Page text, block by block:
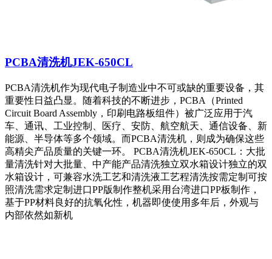
PCBA清洗机JEK-650CL
PCBA清洗机作为现代电子制造业中不可或缺的重要设备，其
重要性日益凸显。随着科技的不断进步，PCBA（Printed
Circuit Board Assembly，印刷电路板组件）被广泛应用于汽
车、通讯、工业控制、医疗、安防、航空航天、通信设备、新
能源、半导体等多个领域。而PCBA清洗机，则成为确保这些
高精尖产品质量的关键一环。 PCBA清洗机JEK-650CL：大批
量清洗针对大批量、中产能产品清洗独立双水箱设计独立的双
水箱设计，可兼容水洗工艺和清洗液工艺程清洗按需定制可按
照清洗需求定制进口PP版制作整机采用台湾进口PP板制作，
基于PP材料良好的抗氧化性，机器即使使用多年后，外观与
内部依然如新机